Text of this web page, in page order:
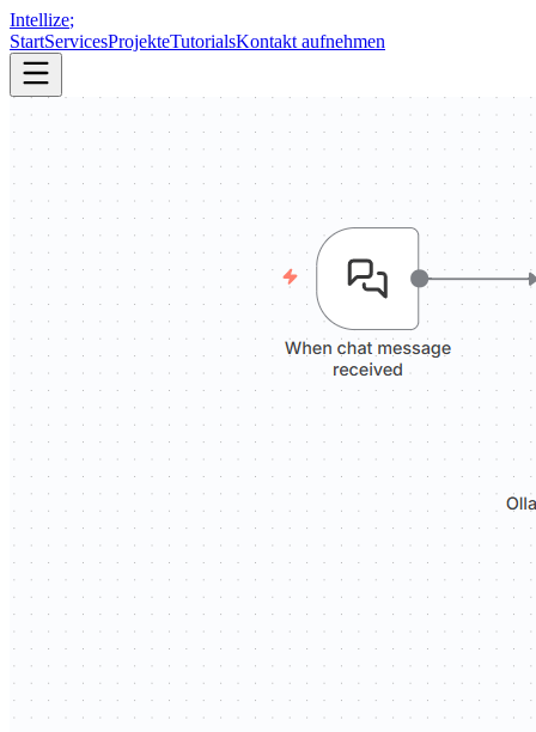
Intellize;
StartServicesProjekteTutorialsKontakt aufnehmen